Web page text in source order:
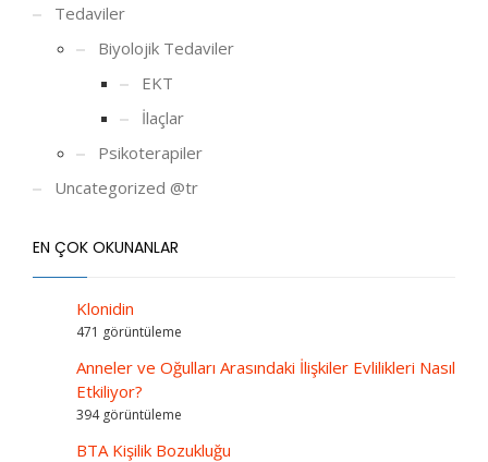
Tedaviler
Biyolojik Tedaviler
EKT
İlaçlar
Psikoterapiler
Uncategorized @tr
EN ÇOK OKUNANLAR
Klonidin
471 görüntüleme
Anneler ve Oğulları Arasındaki İlişkiler Evlilikleri Nasıl
Etkiliyor?
394 görüntüleme
BTA Kişilik Bozukluğu